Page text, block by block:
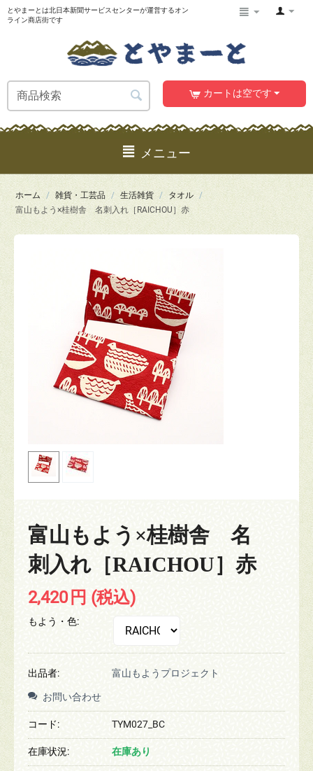
とやまーとは北日本新聞サービスセンターが運営するオン
ライン商店街です
カートは空です
メニュー
ホーム / 雑貨・工芸品 / 生活雑貨 / タオル /
富山もよう×桂樹舎 名刺入れ［RAICHOU］赤
富山もよう×桂樹舎 名
刺入れ［RAICHOU］赤
2,420 円 (税込)
もよう・色:
出品者: 富山もようプロジェクト
お問い合わせ
コード: TYM027_BC
在庫状況: 在庫あり